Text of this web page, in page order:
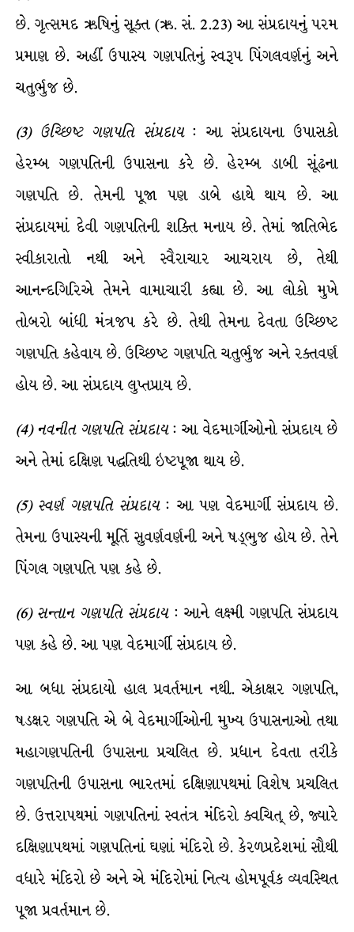
છે. ગૃત્સમદ ઋષિનું સૂક્ત (ઋ. સં. 2.23) આ સંપ્રદાયનું પરમ
પ્રમાણ છે. અહીં ઉપાસ્ય ગણપતિનું સ્વરૂપ પિંગલવર્ણનું અને
ચતુર્ભુજ છે.
(3) ઉચ્છિષ્ટ ગણપતિ સંપ્રદાય: આ સંપ્રદાયના ઉપાસકો
હેરમ્બ ગણપતિની ઉપાસના કરે છે. હેરમ્બ ડાબી સૂંઢના
ગણપતિ છે. તેમની પૂજા પણ ડાબે હાથે થાય છે. આ
સંપ્રદાયમાં દેવી ગણપતિની શક્તિ મનાય છે. તેમાં જાતિભેદ
સ્વીકારાતો નથી અને સ્વૈરાચાર આચરાય છે, તેથી
આનન્દગિરિએ તેમને વામાચારી કહ્યા છે. આ લોકો મુખે
તોબરો બાંધી મંત્રજપ કરે છે. તેથી તેમના દેવતા ઉચ્છિષ્ટ
ગણપતિ કહેવાય છે. ઉચ્છિષ્ટ ગણપતિ ચતુર્ભુજ અને રક્તવર્ણ
હોય છે. આ સંપ્રદાય લુપ્તપ્રાય છે.
(4)નવનીત ગણપતિ સંપ્રદાય: આ વેદમાર્ગીઓનો સંપ્રદાય છે
અને તેમાં દક્ષિણ પદ્ધતિથી ઇષ્ટપૂજા થાય છે.
(5) સ્વર્ણ ગણપતિ સંપ્રદાય: આ પણ વેદમાર્ગી સંપ્રદાય છે.
તેમના ઉપાસ્યની મૂર્તિ સુવર્ણવર્ણની અને ષડ્ભુજ હોય છે. તેને
પિંગલ ગણપતિ પણ કહે છે.
(6) સન્તાન ગણપતિ સંપ્રદાય: આને લક્ષ્મી ગણપતિ સંપ્રદાય
પણ કહે છે. આ પણ વેદમાર્ગી સંપ્રદાય છે.
આ બધા સંપ્રદાયો હાલ પ્રવર્તમાન નથી. એકાક્ષર ગણપતિ,
ષડક્ષર ગણપતિ એ બે વેદમાર્ગીઓની મુખ્ય ઉપાસનાઓ તથા
મહાગણપતિની ઉપાસના પ્રચલિત છે. પ્રધાન દેવતા તરીકે
ગણપતિની ઉપાસના ભારતમાં દક્ષિણાપથમાં વિશેષ પ્રચલિત
છે. ઉત્તરાપથમાં ગણપતિનાં સ્વતંત્ર મંદિરો ક્વચિત્ છે, જ્યારે
દક્ષિણાપથમાં ગણપતિનાં ઘણાં મંદિરો છે. કેરળપ્રદેશમાં સૌથી
વધારે મંદિરો છે અને એ મંદિરોમાં નિત્ય હોમપૂર્વક વ્યવસ્થિત
પૂજા પ્રવર્તમાન છે.